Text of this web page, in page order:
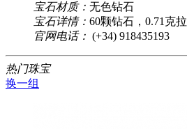
宝石材质： 无色钻石
宝石详情： 60颗钻石，0.71克拉
官网电话： (+34) 918435193
热门珠宝
换一组